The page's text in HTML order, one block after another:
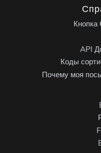
Кнопка
API
Коды
Почему моя